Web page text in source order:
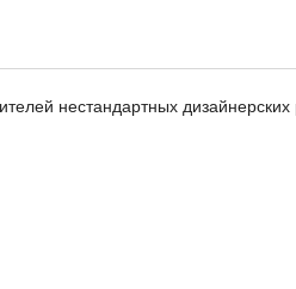
нестандартных